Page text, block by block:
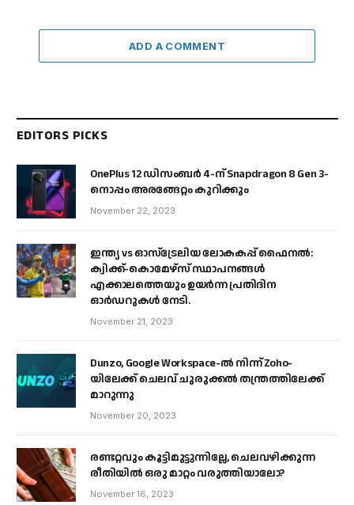
ADD A COMMENT
EDITORS PICKS
OnePlus 12 ഡിസംബർ 4-ന് Snapdragon 8 Gen 3-
നൊപ്പം അരങ്ങേറ്റം കുറിക്കും
November 22, 2023
ഇന്ത്യ vs ഓസ്‌ട്രേലിയ ലോകകപ്പ് ഫൈനൽ:
ക്വിക്ക്-കൊമേഴ്‌സ് സ്ഥാപനങ്ങൾ
എക്കാലത്തെയും ഉയർന്ന പ്രതിദിന
ഓർഡറുകൾ നേടി.
November 21, 2023
Dunzo, Google Workspace-ൽ നിന്ന് Zoho-
യിലേക്ക് ചെലവ് ചുരുക്കൽ തന്ത്രത്തിലേക്ക്
മാറുന്നു
November 20, 2023
രണ്ടറ്റവും കൂട്ടിമുട്ടുന്നില്ലേ, ചെലവഴിക്കുന്ന
രീതിയിൽ ഒരു മാറ്റം വരുത്തിയാലോ?
November 16, 2023